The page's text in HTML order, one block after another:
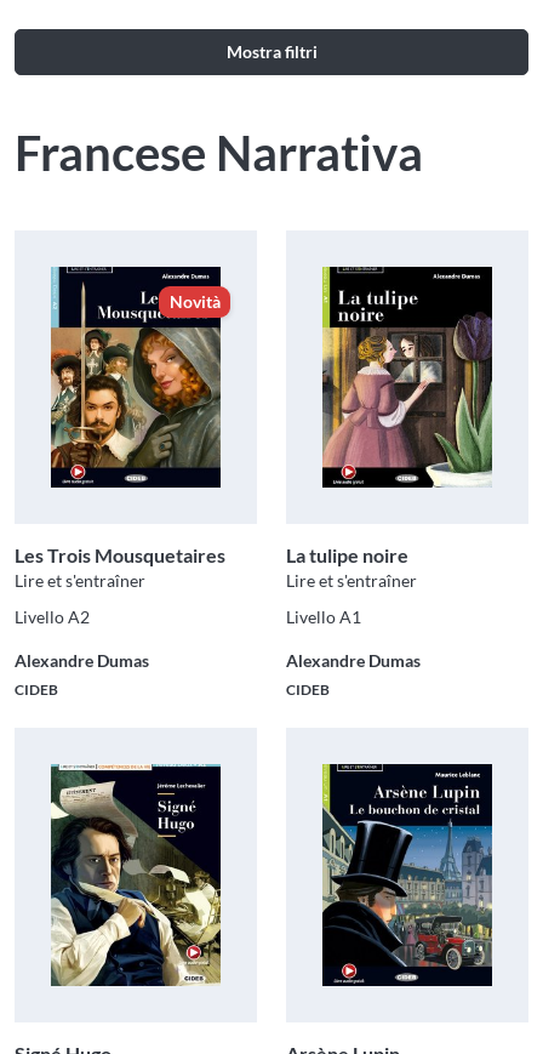
Mostra filtri
Francese Narrativa
Novità
Les Trois Mousquetaires
Lire et s'entraîner
Livello A2
Alexandre Dumas
CIDEB
La tulipe noire
Lire et s'entraîner
Livello A1
Alexandre Dumas
CIDEB